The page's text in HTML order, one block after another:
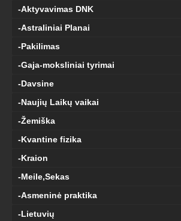
-Aktyvavimas DNK
-Astraliniai Planai
-Pakilimas
-Gaja-moksliniai tyrimai
-Davsine
-Naujių Laikų vaikai
-Žemiška
-Kvantine fizika
-Kraion
-Meile,Sekas
-Asmeninė praktika
-Lietuvių